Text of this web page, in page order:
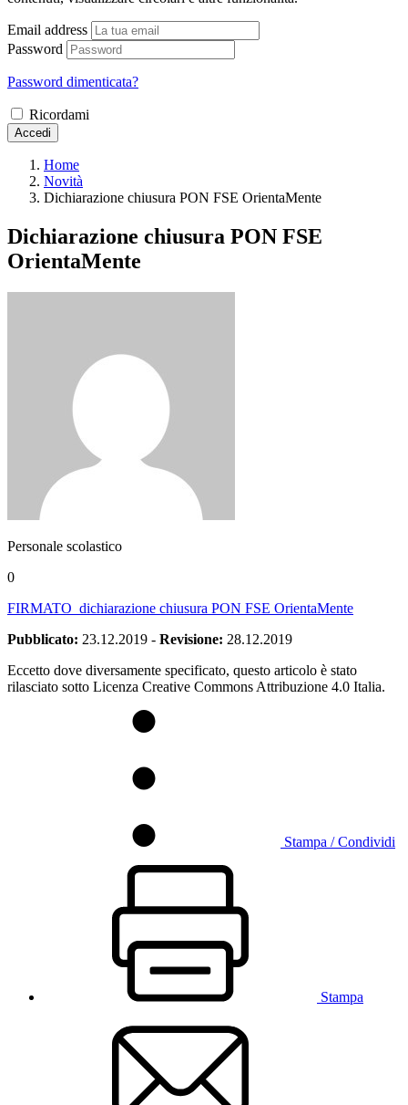
Email address
Password
Password dimenticata?
Ricordami
Accedi
Home
Novità
Dichiarazione chiusura PON FSE OrientaMente
Dichiarazione chiusura PON FSE
OrientaMente
Personale scolastico
0
FIRMATO_dichiarazione chiusura PON FSE OrientaMente
Pubblicato: 23.12.2019 - Revisione: 28.12.2019
Eccetto dove diversamente specificato, questo articolo è stato
rilasciato sotto Licenza Creative Commons Attribuzione 4.0 Italia.
Stampa / Condividi
Stampa